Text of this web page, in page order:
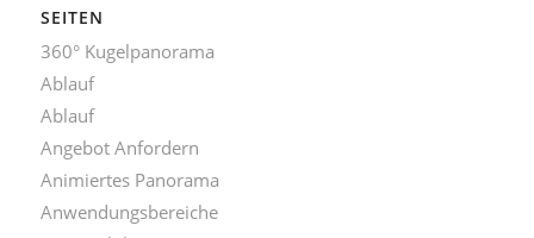
SEITEN
360° Kugelpanorama
Ablauf
Ablauf
Angebot Anfordern
Animiertes Panorama
Anwendungsbereiche